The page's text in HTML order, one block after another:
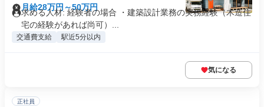
月給28万円～50万円
求める人材: 経験者の場合 ・建築設計業務の実務経験（木造住
宅の経験があれば尚可）...
交通費支給 駅近5分以内
気になる
正社員